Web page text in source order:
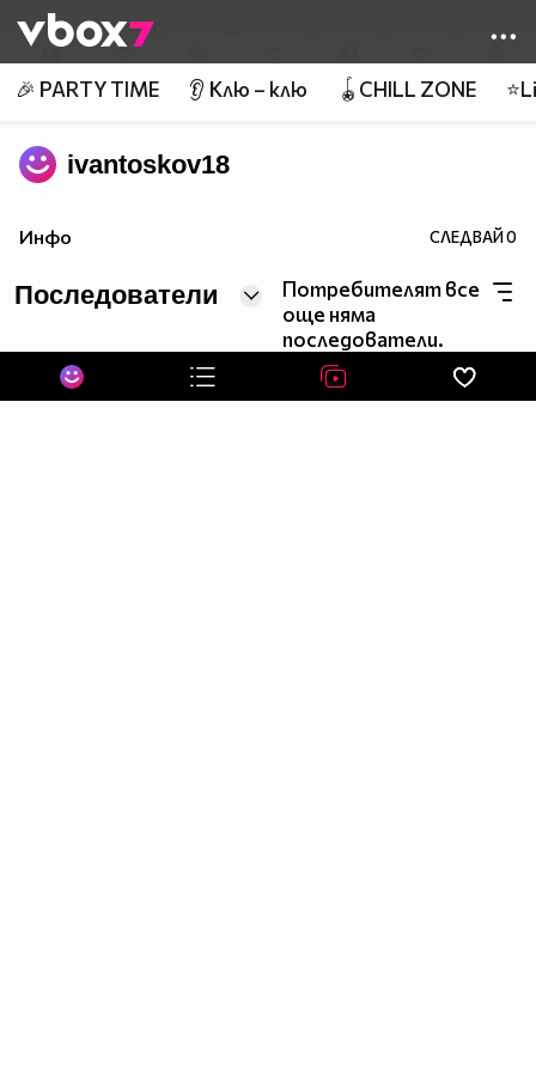
👾
🎉 PARTY TIME 👂 Клю – клю 🪀CHILL ZONE
ivantoskov18
Инфо СЛЕДВАЙ0
Последователи
Потребителят все
още няма
последователи.